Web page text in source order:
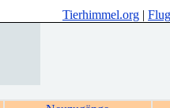
Tierhimmel.org |